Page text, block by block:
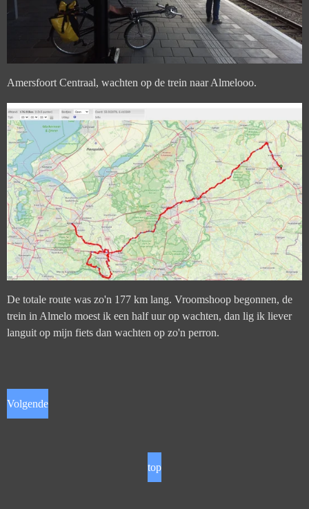
Amersfoort Centraal, wachten op de trein naar Almelooo.
De totale route was zo'n 177 km lang. Vroomshoop begonnen, de
trein in Almelo moest ik een half uur op wachten, dan lig ik liever
languit op mijn fiets dan wachten op zo'n perron.
Volgende
top